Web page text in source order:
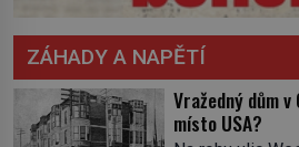
ZÁHADY A NAPĚTÍ
Vražedný dům
místo USA?